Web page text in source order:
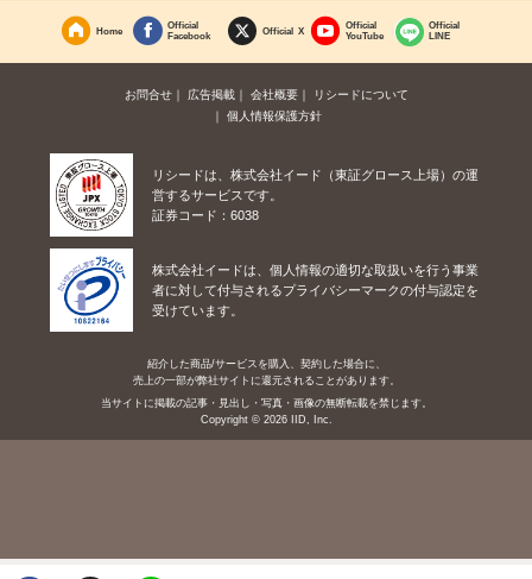
Home
Official
Facebook
Official X
Official
YouTube
Official
LINE
お問合せ 広告掲載 会社概要
リシードについて
個人情報保護方針
リシードは、株式会社イード（東証グロース上場）の運
営するサービスです。
証券コード：6038
株式会社イードは、個人情報の適切な取扱いを行う事業
者に対して付与されるプライバシーマークの付与認定を
受けています。
紹介した商品/サービスを購入、契約した場合に、
売上の一部が弊社サイトに還元されることがあります。
当サイトに掲載の記事・見出し・写真・画像の無断転載を禁じます。
Copyright © 2026 IID, Inc.